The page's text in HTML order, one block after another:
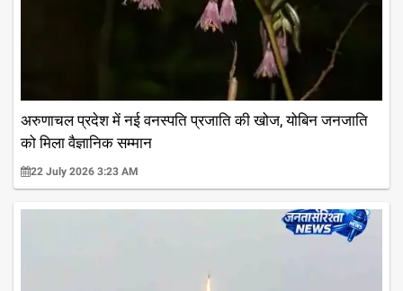
अरुणाचल प्रदेश में नई वनस्पति प्रजाति की खोज, योबिन जनजाति
को मिला वैज्ञानिक सम्मान
22 July 2026 3:23 AM